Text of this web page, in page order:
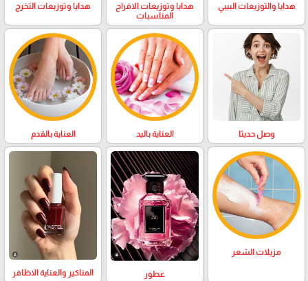
هدايا والتوزيعات البيبي
هدايا وتوزيعات الافراح
المناسبات
هدايا وتوزيعات التخرج
وصل حديثا العناية باليد العناية بالقدم
مزيلات الشعر
عطور المناكير والعناية الاظافر